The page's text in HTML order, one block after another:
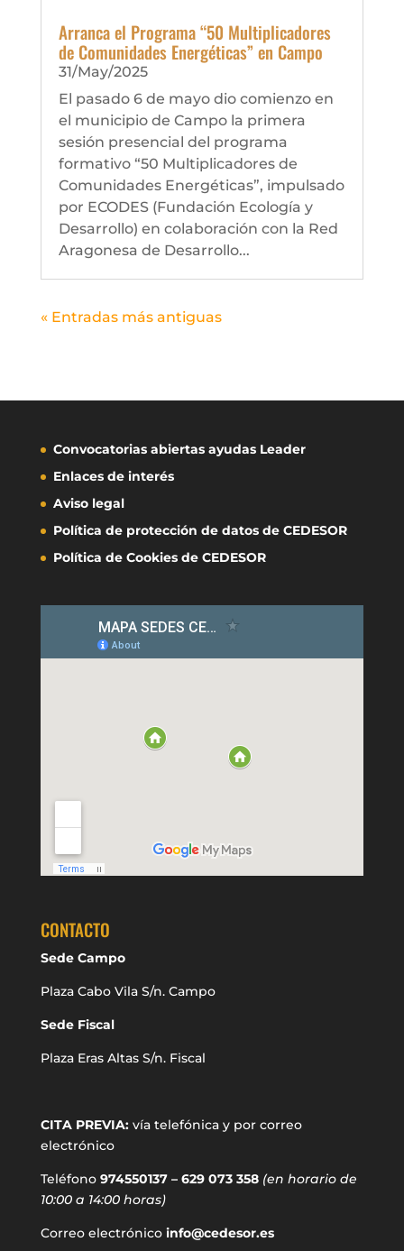
Arranca el Programa “50 Multiplicadores
de Comunidades Energéticas” en Campo
31/May/2025
El pasado 6 de mayo dio comienzo en
el municipio de Campo la primera
sesión presencial del programa
formativo “50 Multiplicadores de
Comunidades Energéticas”, impulsado
por ECODES (Fundación Ecología y
Desarrollo) en colaboración con la Red
Aragonesa de Desarrollo...
« Entradas más antiguas
Convocatorias abiertas ayudas Leader
Enlaces de interés
Aviso legal
Política de protección de datos de CEDESOR
Política de Cookies de CEDESOR
CONTACTO
Sede Campo
Plaza Cabo Vila S/n. Campo
Sede Fiscal
Plaza Eras Altas S/n. Fiscal
CITA PREVIA:vía telefónica y por correo
electrónico
Teléfono 974550137 – 629 073 358 (en horario de
10:00 a 14:00 horas)
Correo electrónico info@cedesor.es